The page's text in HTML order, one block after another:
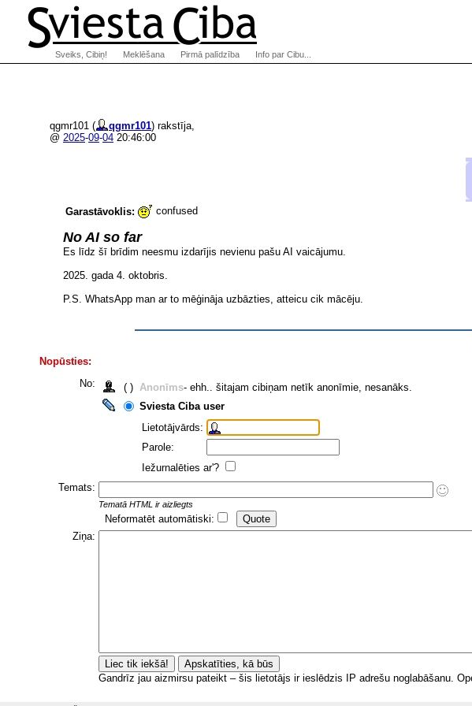
qgmr101 ( qgmr101) rakstīja,
@ 2025-09-04 20:46:00
Garastāvoklis: confused
No AI so far
Es līdz šī brīdim neesmu izdarījis nevienu pašu AI vaicājumu.
2025. gada 4. oktobris.
P.S. WhatsApp man ar to mēģināja uzbāzties, atteicu cik mācēju.
Nopūsties:
No:
( ) Anonīms- ehh.. šitajam cibiņam netīk anonīmie, nesanāks.
Sviesta Ciba user
Lietotājvārds:
Parole:
Iežurnalēties ar'?
Temats:
Tematā HTML ir aizliegts
Neformatēt automātiski:
Ziņa:
Gandrīz jau aizmirsu pateikt – šis lietotājs ir ieslēdzis IP adrešu noglabāšanu.
Sveiks, Cibiņ! Meklēšana Pirmā palīdzība Info par Cibu...